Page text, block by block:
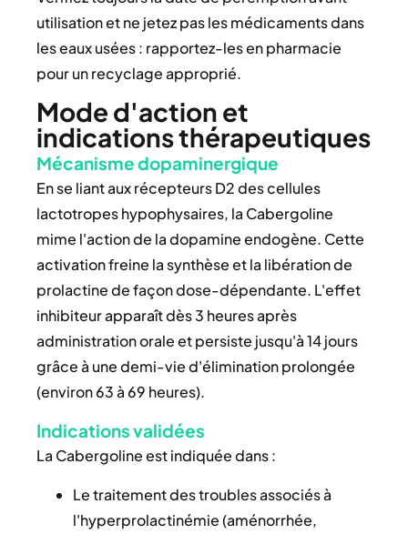
utilisation et ne jetez pas les médicaments dans
les eaux usées : rapportez-les en pharmacie
pour un recyclage approprié.
Mode d'action et
indications thérapeutiques
Mécanisme dopaminergique
En se liant aux récepteurs D2 des cellules
lactotropes hypophysaires, la Cabergoline
mime l'action de la dopamine endogène. Cette
activation freine la synthèse et la libération de
prolactine de façon dose-dépendante. L'effet
inhibiteur apparaît dès 3 heures après
administration orale et persiste jusqu'à 14 jours
grâce à une demi-vie d'élimination prolongée
(environ 63 à 69 heures).
Indications validées
La Cabergoline est indiquée dans :
Le traitement des troubles associés à
l'hyperprolactinémie (aménorrhée,